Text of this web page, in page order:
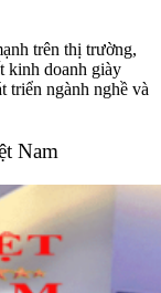
trên thị trường,
kinh doanh giày
triển ngành nghề và
Nam